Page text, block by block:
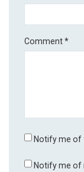
Comment*
Notify me of
Notify me of